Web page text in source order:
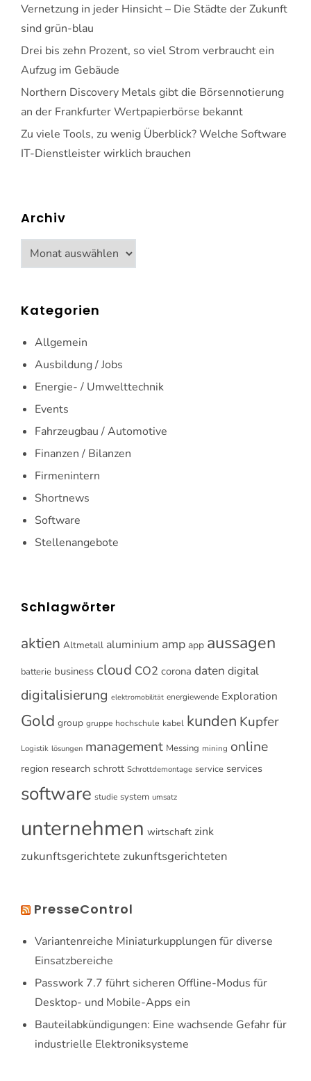
Vernetzung in jeder Hinsicht – Die Städte der Zukunft
sind grün-blau
Drei bis zehn Prozent, so viel Strom verbraucht ein
Aufzug im Gebäude
Northern Discovery Metals gibt die Börsennotierung
an der Frankfurter Wertpapierbörse bekannt
Zu viele Tools, zu wenig Überblick? Welche Software
IT-Dienstleister wirklich brauchen
Archiv
Archiv
Kategorien
Allgemein
Ausbildung / Jobs
Energie- / Umwelttechnik
Events
Fahrzeugbau / Automotive
Finanzen / Bilanzen
Firmenintern
Shortnews
Software
Stellenangebote
Schlagwörter
aktien Altmetall aluminium amp app aussagen
batterie business cloud CO2 corona daten digital
digitalisierung elektromobilität energiewende Exploration
Gold group gruppe hochschule kabel kunden Kupfer
Logistik lösungen management Messing mining online
region research schrott Schrottdemontage service services
software studie system umsatz
unternehmen wirtschaft zink
zukunftsgerichtete zukunftsgerichteten
PresseControl
Variantenreiche Miniaturkupplungen für diverse
Einsatzbereiche
Passwork 7.7 führt sicheren Offline-Modus für
Desktop- und Mobile-Apps ein
Bauteilabkündigungen: Eine wachsende Gefahr für
industrielle Elektroniksysteme